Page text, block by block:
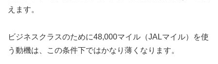
えます。
ビジネスクラスのために48,000マイル（JALマイル）を使
う動機は、この条件下ではかなり薄くなります。